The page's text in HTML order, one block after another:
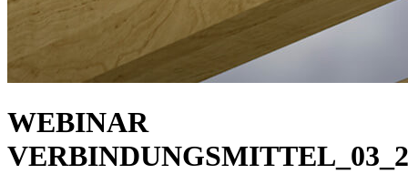
WEBINAR